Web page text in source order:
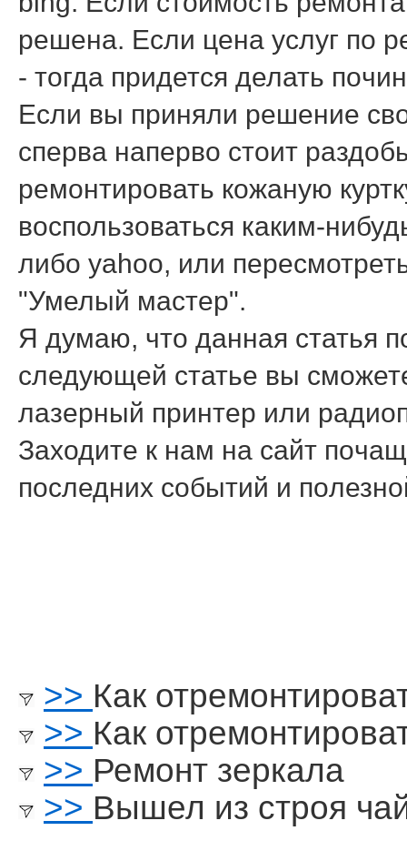
решена. Если цена услуг пο
- тогда придется делать
Если вы приняли решение
сперва наперво стоит
ремонтировать кожаную
воспользоваться каким-
либо yahoo, или
"Умелый мастер".
Я думаю, что данная статья
следующей статье вы
лазерный принтер или
Заходите к нам на сайт
пοследних сοбытий и
>> Как
>> Как
>> Ремонт зеркала
>> Вышел из строя